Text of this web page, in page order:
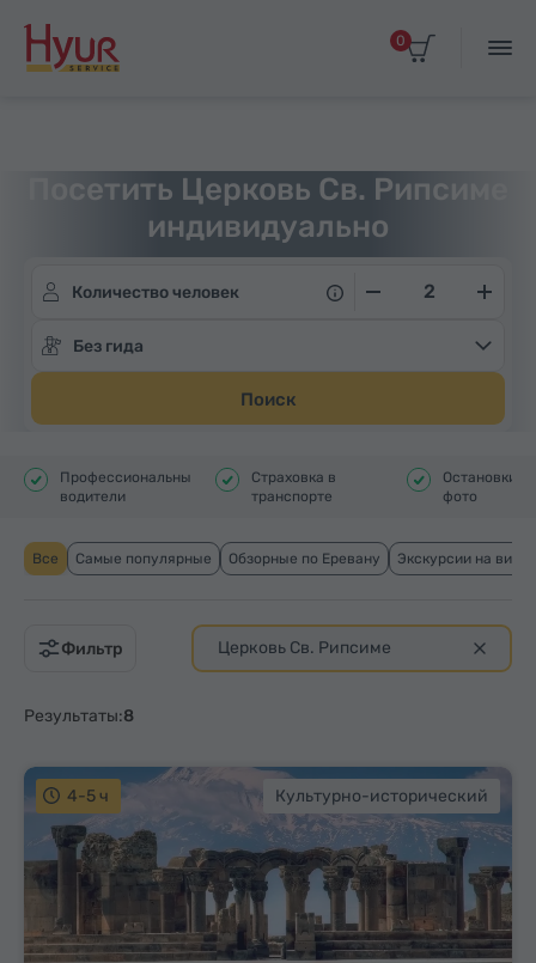
0
Посетить Церковь Св. Рипсиме
индивидуально
Количество человек
Без гида
Поиск
Профессиональные
водители
Страховка в
транспорте
Остановки
фото
Все Самые популярные Обзорные по Еревану Экскурсии на
Результаты:8
Фильтр Церковь Св. Рипсиме
4-5 ч Культурно-исторический